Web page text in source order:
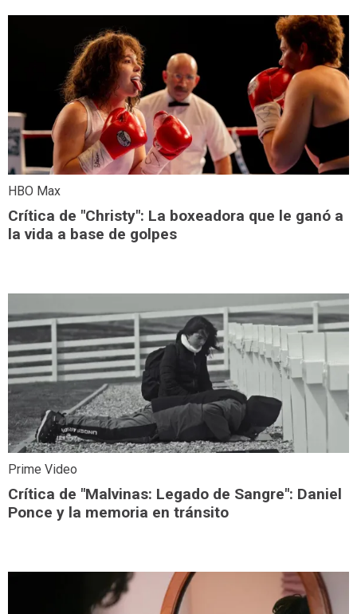
HBO Max
Crítica de "Christy": La boxeadora que le ganó a
la vida a base de golpes
Prime Video
Crítica de "Malvinas: Legado de Sangre": Daniel
Ponce y la memoria en tránsito